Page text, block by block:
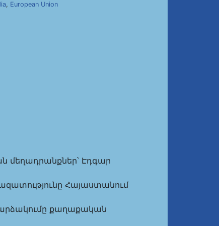
, European Union
մեղադրանքներ՝ Էդգար
ազատությունը Հայաստանում
քաղաքական